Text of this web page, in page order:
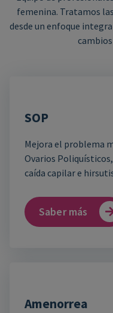
femenina. Tratamos
desde un enfoque
SOP
Mejora el problema
Ovarios
caída capilar e
Saber más
Amenorrea